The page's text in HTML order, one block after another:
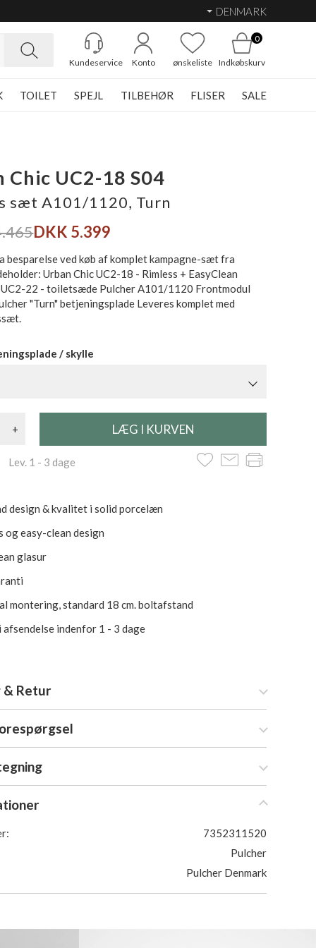
DENMARK
Kundeservice Konto ønskeliste
0
Indkøbskurv
TOILET SPEJL TILBEHØR FLISER SALE
Chic UC2-18 S04
sæt A101/1120, Turn
DKK 5.399
besparelse ved køb af komplet kampagne-sæt fra
Urban Chic UC2-18 - Rimless + EasyClean
UC2-22 - toiletsæde Pulcher A101/1120 Frontmodul
"Turn" betjeningsplade Leveres komplet med
/ skylle
+
1 - 3 dage
design & kvalitet i solid porcelæn
og easy-clean design
glasur
montering, standard 18 cm. boltafstand
indenfor 1 - 3 dage
& Retur
7352311520
Pulcher
Pulcher Denmark